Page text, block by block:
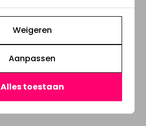
Weigeren
Aanpassen
Alles toestaan